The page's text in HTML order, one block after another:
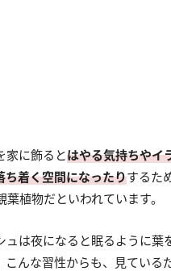
家に飾るとはやる気持ちやイ
ち着く空間になったりするた
植物だといわれています。
ュは夜になると眠るように葉
こんな習性からも、見ている